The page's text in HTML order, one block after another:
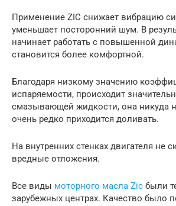
Применение ZIC снижает вибрацию
уменьшает посторонний шум. В
начинает работать с повышенной
становится более комфортной.
Благодаря низкому значению
испаряемости, происходит
смазывающей жидкости, она никуда
очень редко приходится доливать.
На внутренних стенках двигателя не
вредные отложения.
Все виды моторного масла Zic были
зарубежных центрах. Качество было